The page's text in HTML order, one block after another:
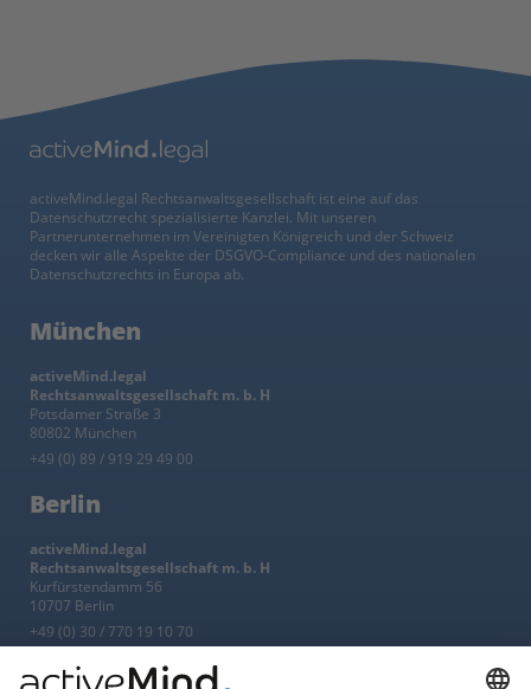
activeMind.legal Rechtsanwaltsgesellschaft ist eine auf das
Datenschutzrecht spezialisierte Kanzlei. Mit unseren
Partnerunternehmen im Vereinigten Königreich und der Schweiz
decken wir alle Aspekte der DSGVO-Compliance und des nationalen
Datenschutzrechts in Europa ab.
München
activeMind.legal
Rechtsanwaltsgesellschaft m. b. H
Potsdamer Straße 3
80802 München
+49 (0) 89 / 919 29 49 00
Berlin
activeMind.legal
Rechtsanwaltsgesellschaft m. b. H
Kurfürstendamm 56
10707 Berlin
+49 (0) 30 / 770 19 10 70